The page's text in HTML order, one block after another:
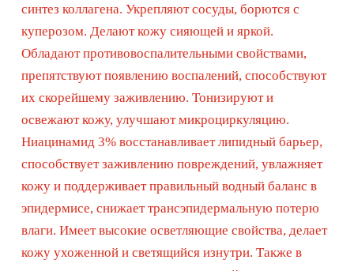
Подходит всем типам кожи.
Активные ингредиенты